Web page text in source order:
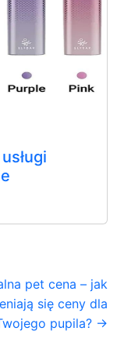
pet cena – jak
się ceny dla
pupila? →